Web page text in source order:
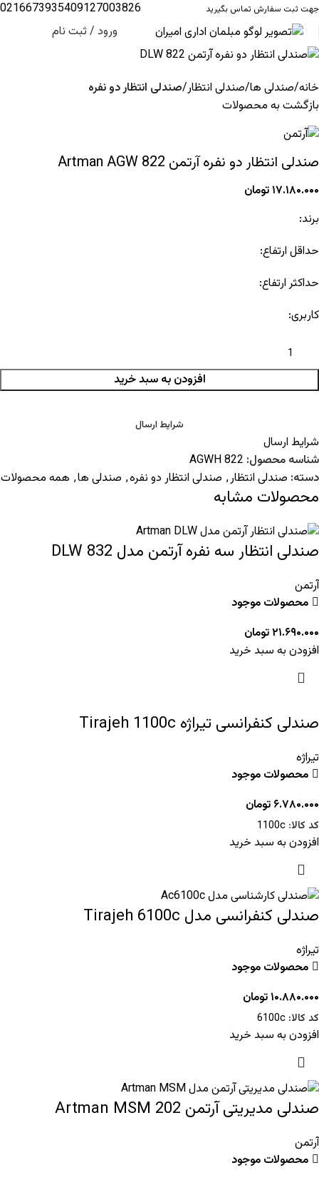
جهت ثبت سفارش تماس بگیرید 09127003826
02166739354
ورود / ثبت نام
خانه صندلی ها صندلی انتظار صندلی انتظار دو نفره
بازگشت به محصولات
صندلی انتظار دو نفره آرتمن Artman AGW 822
۱۷.۱۸۰.۰۰۰تومان
برند:
حداقل ارتفاع:
حداکثر ارتفاع:
کاربری:
افزودن به سبد خرید
شرایط ارسال
شرایط ارسال
شناسه محصول: AGWH 822
دسته: صندلی انتظار, صندلی انتظار دو نفره, صندلی ها, همه محصولات
محصولات مشابه
صندلی انتظار سه نفره آرتمن مدل 832 DLW
آرتمن
محصولات موجود
۲۱.۶۹۰.۰۰۰تومان
افزودن به سبد خرید
صندلی کنفرانسی تیراژه Tirajeh 1100c
تیراژه
محصولات موجود
۶.۷۸۰.۰۰۰ تومان
کد کالا: 1100c
افزودن به سبد خرید
صندلی کنفرانسی مدل Tirajeh 6100c
تیراژه
محصولات موجود
۱۰.۸۸۰.۰۰۰تومان
کد کالا: 6100c
افزودن به سبد خرید
صندلی مدیریتی آرتمن Artman MSM 202
آرتمن
محصولات موجود